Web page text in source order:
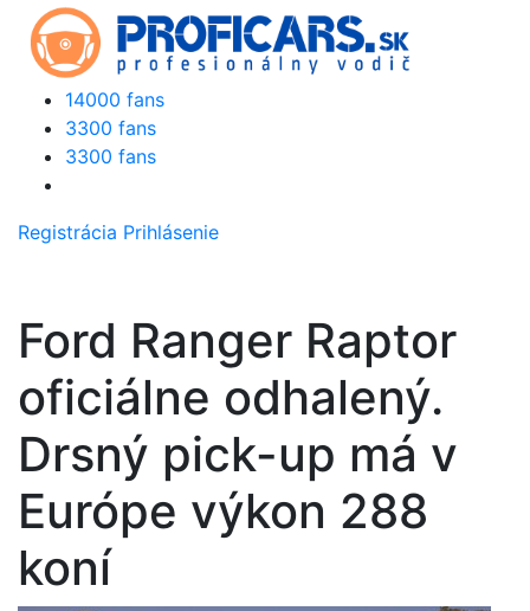
14000 fans
3300 fans
3300 fans
Registrácia Prihlásenie
Ford Ranger Raptor
oficiálne odhalený.
Drsný pick-up má v
Európe výkon 288
koní